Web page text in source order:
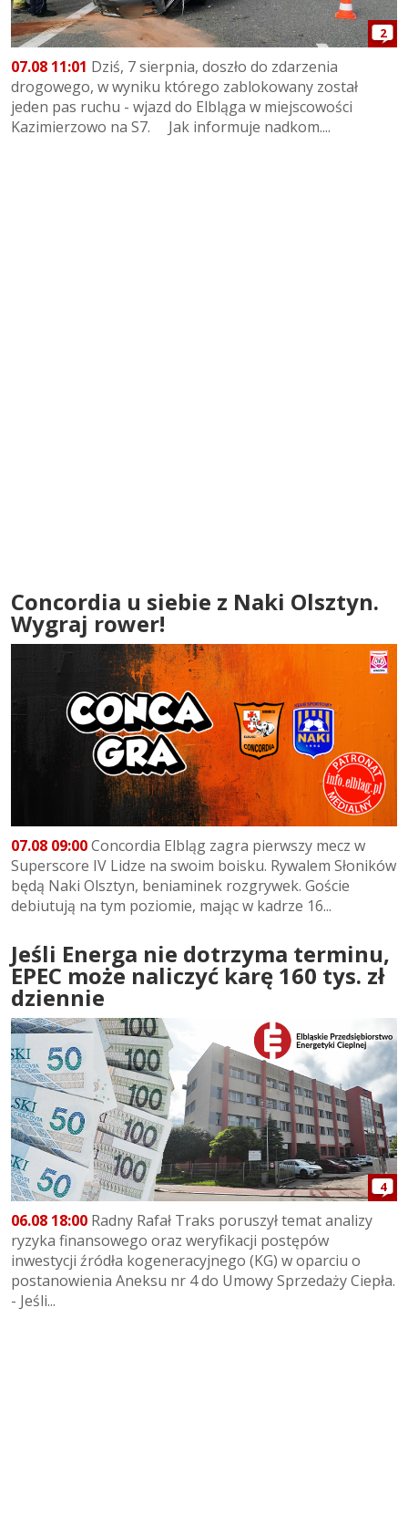
2
07.08 11:01 Dziś, 7 sierpnia, doszło do zdarzenia
drogowego, w wyniku którego zablokowany został
jeden pas ruchu - wjazd do Elbląga w miejscowości
Kazimierzowo na S7. Jak informuje nadkom....
Concordia u siebie z Naki Olsztyn.
Wygraj rower!
07.08 09:00Concordia Elbląg zagra pierwszy mecz w
Superscore IV Lidze na swoim boisku. Rywalem Słoników
będą Naki Olsztyn, beniaminek rozgrywek. Goście
debiutują na tym poziomie, mając w kadrze 16...
Jeśli Energa nie dotrzyma terminu,
EPEC może naliczyć karę 160 tys. zł
dziennie
4
06.08 18:00 Radny Rafał Traks poruszył temat analizy
ryzyka finansowego oraz weryfikacji postępów
inwestycji źródła kogeneracyjnego (KG) w oparciu o
postanowienia Aneksu nr 4 do Umowy Sprzedaży Ciepła.
- Jeśli...